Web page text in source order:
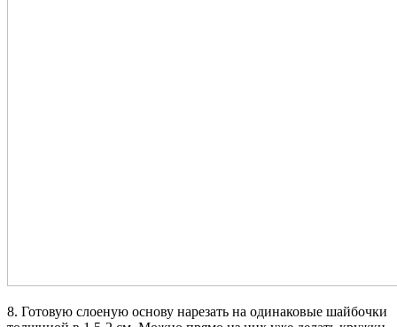
8. Готовую слоеную основу нарезать на одинаковые шайбочки